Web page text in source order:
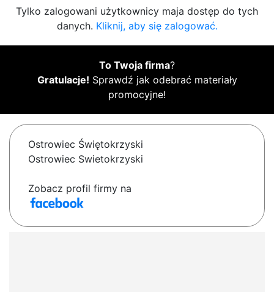
Tylko zalogowani użytkownicy maja dostęp do tych
danych. Kliknij, aby się zalogować.
To Twoja firma?
Gratulacje! Sprawdź jak odebrać materiały
promocyjne!
Ostrowiec Świętokrzyski
Ostrowiec Swietokrzyski
Zobacz profil firmy na